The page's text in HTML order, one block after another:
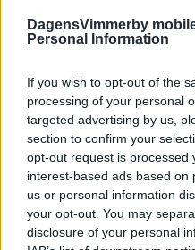
DagensVimmerby
Personal Information
If you wish to opt-out of the
processing of your personal
targeted advertising by us,
section to confirm your
opt-out request is processed
interest-based ads based on
us or personal information
your opt-out. You may
disclosure of your personal
DEBATT:
Annons:
Butiksägaren om